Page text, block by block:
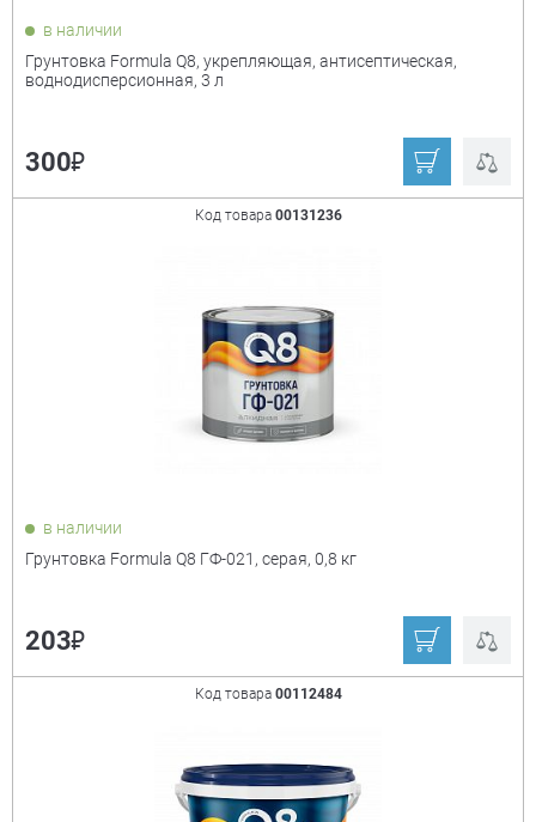
в наличии
Грунтовка Formula Q8, укрепляющая, антисептическая,
воднодисперсионная, 3 л
300₽
Код товара 00131236
в наличии
Грунтовка Formula Q8 ГФ-021, серая, 0,8 кг
203₽
Код товара 00112484